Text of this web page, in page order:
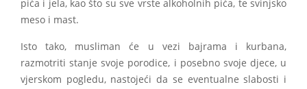
pića i jela, kao što su sve vrste alkoholnih pića, te svinjsko
meso i mast.
Isto tako, musliman će u vezi bajrama i kurbana,
razmotriti stanje svoje porodice, i posebno svoje djece, u
vjerskom pogledu, nastojeći da se eventualne slabosti i